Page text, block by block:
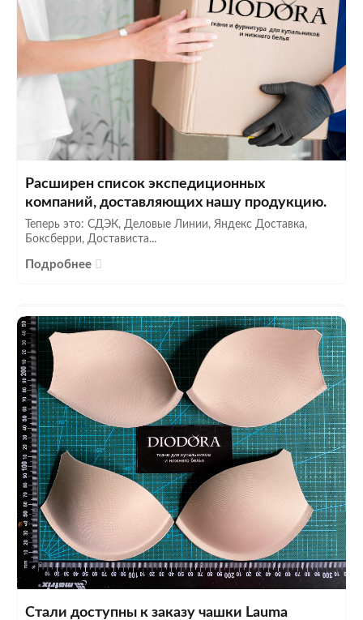
Расширен список экспедиционных
компаний, доставляющих нашу продукцию.
Теперь это: СДЭК, Деловые Линии, Яндекс Доставка,
Боксберри, Достависта...
Подробнее
Стали доступны к заказу чашки Lauma